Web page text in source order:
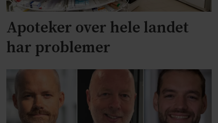
Apoteker over hele landet
har problemer